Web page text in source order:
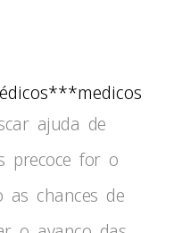
***medicos
ajuda de
precoce for o
as chances de